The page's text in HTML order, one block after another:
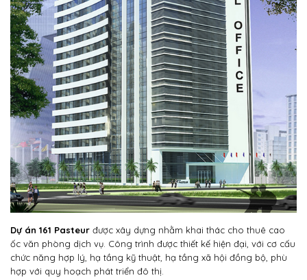
Dự án 161 Pasteur được xây dựng nhằm khai thác cho thuê cao
ốc văn phòng dịch vụ. Công trình được thiết kế hiện đại, với cơ cấu
chức năng hợp lý, hạ tầng kỹ thuật, hạ tầng xã hội đồng bộ, phù
hợp với quy hoạch phát triển đô thị.